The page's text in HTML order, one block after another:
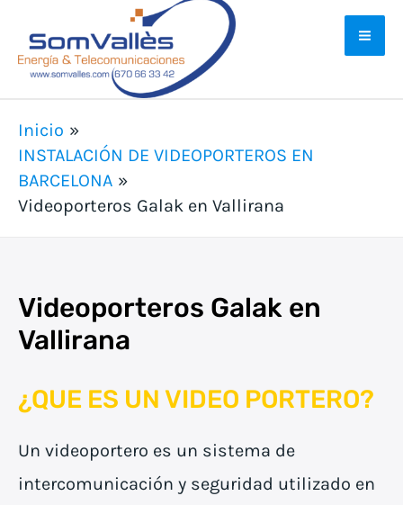
Inicio
INSTALACIÓN DE VIDEOPORTEROS EN
BARCELONA
Videoporteros Galak en Vallirana
Videoporteros Galak en
Vallirana
¿QUE ES UN VIDEO PORTERO?
Un videoportero es un sistema de
intercomunicación y seguridad utilizado en